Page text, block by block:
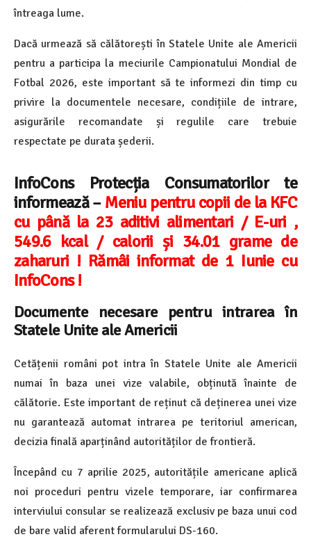
întreaga lume.
Dacă urmează să călătorești în Statele Unite ale Americii
pentru a participa la meciurile Campionatului Mondial de
Fotbal 2026, este important să te informezi din timp cu
privire la documentele necesare, condițiile de intrare,
asigurările recomandate și regulile care trebuie
respectate pe durata șederii.
InfoCons Protecția Consumatorilor te
informează – Meniu pentru copii de la KFC
cu până la 23 aditivi alimentari / E-uri ,
549.6 kcal / calorii și 34.01 grame de
zaharuri ! Rămâi informat de 1 Iunie cu
InfoCons !
Documente necesare pentru intrarea în
Statele Unite ale Americii
Cetățenii români pot intra în Statele Unite ale Americii
numai în baza unei vize valabile, obținută înainte de
călătorie. Este important de reținut că deținerea unei vize
nu garantează automat intrarea pe teritoriul american,
decizia finală aparținând autorităților de frontieră.
Începând cu 7 aprilie 2025, autoritățile americane aplică
noi proceduri pentru vizele temporare, iar confirmarea
interviului consular se realizează exclusiv pe baza unui cod
de bare valid aferent formularului DS-160.